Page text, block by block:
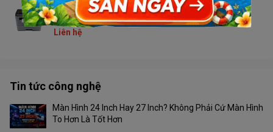
Máy in Brother DCP - L2520D
Liên hệ
Tin tức công nghệ
Màn Hình 24 Inch Hay 27 Inch? Không Phải Cứ Màn Hình
To Hơn Là Tốt Hơn